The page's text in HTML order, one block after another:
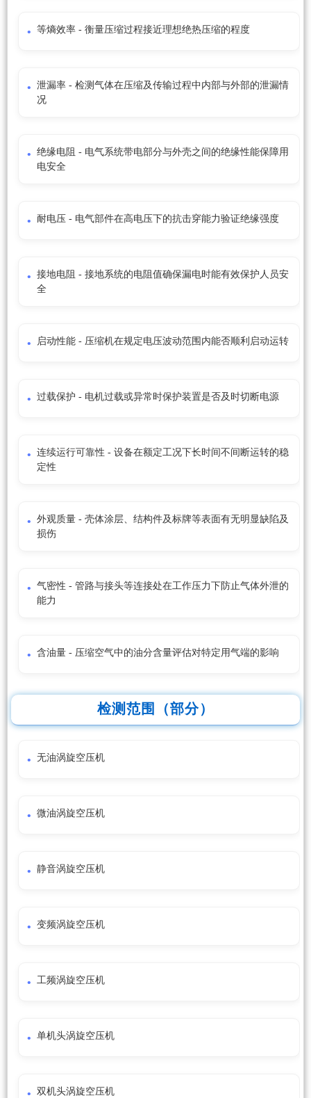
等熵效率 - 衡量压缩过程接近理想绝热压缩的程度
泄漏率 - 检测气体在压缩及传输过程中内部与外部的泄漏情
况
绝缘电阻 - 电气系统带电部分与外壳之间的绝缘性能保障用
电安全
耐电压 - 电气部件在高电压下的抗击穿能力验证绝缘强度
接地电阻 - 接地系统的电阻值确保漏电时能有效保护人员安
全
启动性能 - 压缩机在规定电压波动范围内能否顺利启动运转
过载保护 - 电机过载或异常时保护装置是否及时切断电源
连续运行可靠性 - 设备在额定工况下长时间不间断运转的稳
定性
外观质量 - 壳体涂层、结构件及标牌等表面有无明显缺陷及
损伤
气密性 - 管路与接头等连接处在工作压力下防止气体外泄的
能力
含油量 - 压缩空气中的油分含量评估对特定用气端的影响
检测范围（部分）
无油涡旋空压机
微油涡旋空压机
静音涡旋空压机
变频涡旋空压机
工频涡旋空压机
单机头涡旋空压机
双机头涡旋空压机